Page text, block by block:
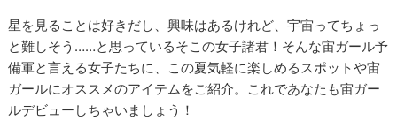
星を見ることは好きだし、興味はあるけれど、宇宙ってちょっ
と難しそう……と思っているそこの女子諸君！そんな宙ガール予
備軍と言える女子たちに、この夏気軽に楽しめるスポットや宙
ガールにオススメのアイテムをご紹介。これであなたも宙ガー
ルデビューしちゃいましょう！